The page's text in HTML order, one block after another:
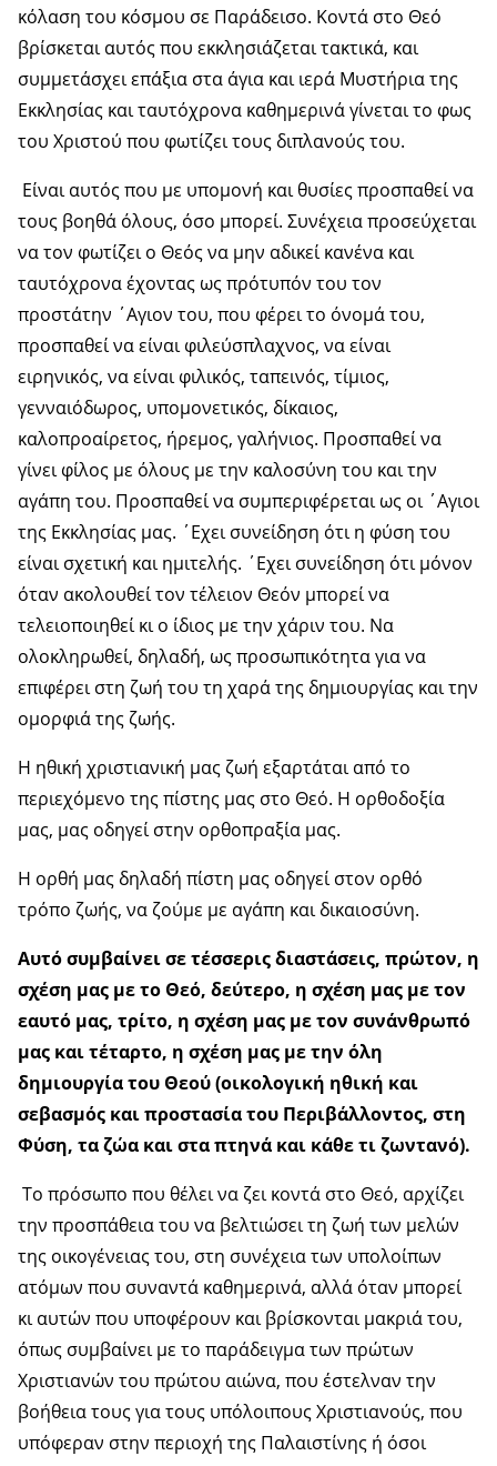
κόλαση του κόσμου σε Παράδεισο. Κοντά στο Θεό
βρίσκεται αυτός που εκκλησιάζεται τακτικά, και
συμμετάσχει επάξια στα άγια και ιερά Μυστήρια της
Εκκλησίας και ταυτόχρονα καθημερινά γίνεται το φως
του Χριστού που φωτίζει τους διπλανούς του.
Είναι αυτός που με υπομονή και θυσίες προσπαθεί να
τους βοηθά όλους, όσο μπορεί. Συνέχεια προσεύχεται
να τον φωτίζει ο Θεός να μην αδικεί κανένα και
ταυτόχρονα έχοντας ως πρότυπόν του τον
προστάτην ΄Αγιον του, που φέρει το όνομά του,
προσπαθεί να είναι φιλεύσπλαχνος, να είναι
ειρηνικός, να είναι φιλικός, ταπεινός, τίμιος,
γενναιόδωρος, υπομονετικός, δίκαιος,
καλοπροαίρετος, ήρεμος, γαλήνιος. Προσπαθεί να
γίνει φίλος με όλους με την καλοσύνη του και την
αγάπη του. Προσπαθεί να συμπεριφέρεται ως οι ΄Αγιοι
της Εκκλησίας μας. ΄Εχει συνείδηση ότι η φύση του
είναι σχετική και ημιτελής. ΄Εχει συνείδηση ότι μόνον
όταν ακολουθεί τον τέλειον Θεόν μπορεί να
τελειοποιηθεί κι ο ίδιος με την χάριν του. Να
ολοκληρωθεί, δηλαδή, ως προσωπικότητα για να
επιφέρει στη ζωή του τη χαρά της δημιουργίας και την
ομορφιά της ζωής.
Η ηθική χριστιανική μας ζωή εξαρτάται από το
περιεχόμενο της πίστης μας στο Θεό. Η ορθοδοξία
μας, μας οδηγεί στην ορθοπραξία μας.
Η ορθή μας δηλαδή πίστη μας οδηγεί στον ορθό
τρόπο ζωής, να ζούμε με αγάπη και δικαιοσύνη.
Αυτό συμβαίνει σε τέσσερις διαστάσεις, πρώτον, η
σχέση μας με το Θεό, δεύτερο, η σχέση μας με τον
εαυτό μας, τρίτο, η σχέση μας με τον συνάνθρωπό
μας και τέταρτο, η σχέση μας με την όλη
δημιουργία του Θεού (οικολογική ηθική και
σεβασμός και προστασία του Περιβάλλοντος, στη
Φύση, τα ζώα και στα πτηνά και κάθε τι ζωντανό).
Το πρόσωπο που θέλει να ζει κοντά στο Θεό, αρχίζει
την προσπάθεια του να βελτιώσει τη ζωή των μελών
της οικογένειας του, στη συνέχεια των υπολοίπων
ατόμων που συναντά καθημερινά, αλλά όταν μπορεί
κι αυτών που υποφέρουν και βρίσκονται μακριά του,
όπως συμβαίνει με το παράδειγμα των πρώτων
Χριστιανών του πρώτου αιώνα, που έστελναν την
βοήθεια τους για τους υπόλοιπους Χριστιανούς, που
υπόφεραν στην περιοχή της Παλαιστίνης ή όσοι